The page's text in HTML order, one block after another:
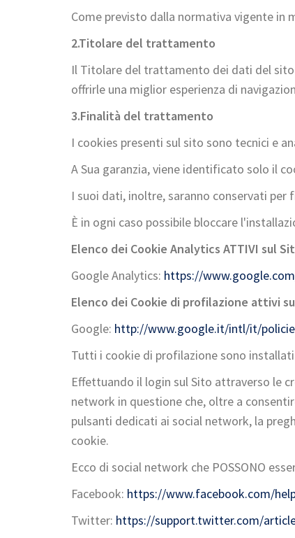
Come previsto dalla normativa vigente in
2.Titolare del trattamento
Il Titolare del trattamento dei dati del
offrirle una miglior esperienza di
3.Finalità del trattamento
I cookies presenti sul sito sono tecnici e
A Sua garanzia, viene identificato solo il
I suoi dati, inoltre, saranno conservati
È in ogni caso possibile bloccare
Elenco dei Cookie Analytics ATTIVI sul
Google Analytics: https://
Elenco dei Cookie di profilazione attivi
Google: http://www.google.it/intl/it/
Tutti i cookie di profilazione sono
Effettuando il login sul Sito attraverso le
network in questione che, oltre a
pulsanti dedicati ai social network, la
cookie.
Ecco di social network che POSSONO
Facebook: https://www.facebook.com/
Twitter: https://support.twitter.com/